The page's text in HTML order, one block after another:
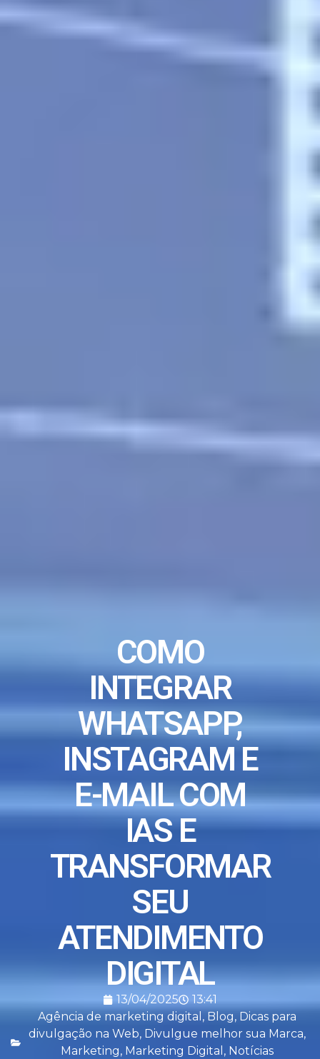
COMO
INTEGRAR
WHATSAPP,
INSTAGRAM E
E-MAIL COM
IAS E
TRANSFORMAR
SEU
ATENDIMENTO
DIGITAL
13/04/2025
13:41
Agência de marketing digital , Blog, Dicas para
divulgação na Web, Divulgue melhor sua Marca,
Marketing, Marketing Digital , Notícias